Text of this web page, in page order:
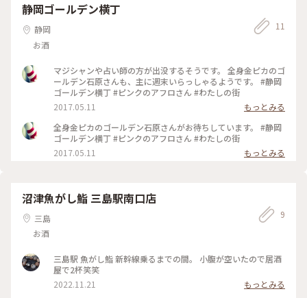
静岡ゴールデン横丁
静岡
お酒
11
マジシャンや占い師の方が出没するそうです。 全身金ピカのゴ
ールデン石原さんも、主に週末いらっしゃるようです。 #静岡
ゴールデン横丁 #ピンクのアフロさん #わたしの街
2017.05.11
もっとみる
全身金ピカのゴールデン石原さんがお待ちしています。 #静岡
ゴールデン横丁 #ピンクのアフロさん #わたしの街
2017.05.11
もっとみる
沼津魚がし鮨 三島駅南口店
三島
お酒
9
三島駅 魚がし鮨 新幹線乗るまでの間。 小腹が空いたので居酒
屋で2杯笑笑
2022.11.21
もっとみる